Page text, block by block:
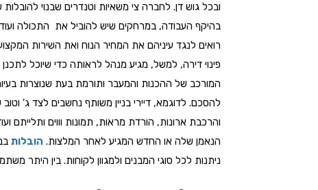
ובכל גוש דן. לחברה צי משאיות וטנדרים שבנוי
בהיקף העבודה, במרחקים שיש להוביל את התכולה
רואים לנגד עיניהם את המחיר הנוח ואת השירות
פינוי דירה, למשל, מגיע מנהל לראותה כדי שיוכל
המורכב של ההכנות והמעבר ותורמת בעת שנוצרות
להסכם. לדוגמא, דיירי בניין משותף נחשבים לצד ג'
והרכבת ארונות, הורדת מראות, תמונות וווים
הנאמן שלה או החדש המגיע לאחר המלצות. הובלות
ניתנות לכל סוגי המבנים ולמגוון לקוחות. בין היתר